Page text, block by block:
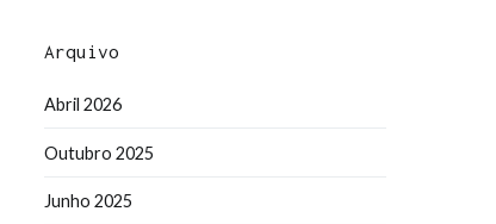
Arquivo
Abril 2026
Outubro 2025
Junho 2025